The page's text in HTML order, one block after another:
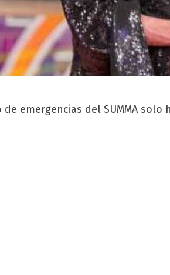
emergencias del SUMMA